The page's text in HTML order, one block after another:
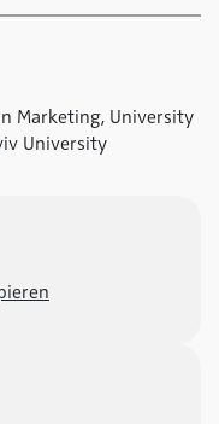
Marketing, University
University